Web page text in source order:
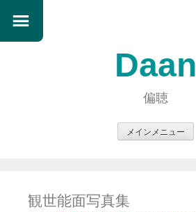
Daan
偏聴
メインメニュー
ン
観世能面写真集